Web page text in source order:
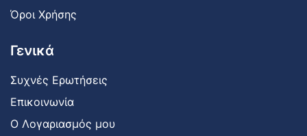
Όροι Χρήσης
Γενικά
Συχνές Ερωτήσεις
Επικοινωνία
Ο Λογαριασμός μου